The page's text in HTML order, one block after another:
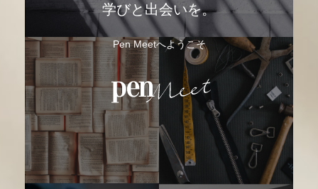
学びと出会いを。
Pen Meetへようこそ